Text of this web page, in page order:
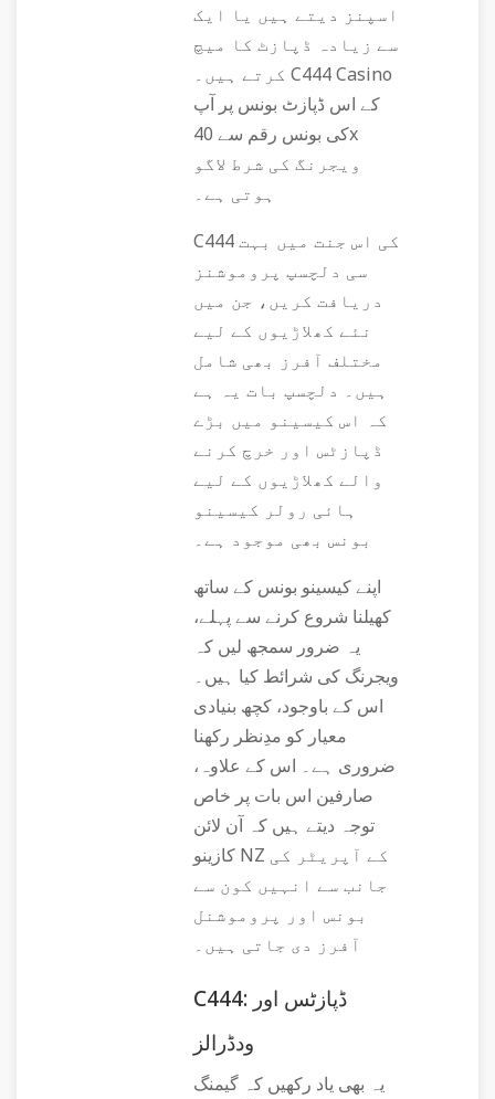
اسپنز دیتے ہیں یا ایک
سے زیادہ ڈپازٹ کا میچ
کرتے ہیں۔ C444 Casino
کے اس ڈپازٹ بونس پر آپ
کی بونس رقم سے 40x
ویجرنگ کی شرط لاگو
ہوتی ہے۔
C444 کی اس جنت میں بہت
سی دلچسپ پروموشنز
دریافت کریں، جن میں
نئے کھلاڑیوں کے لیے
مختلف آفرز بھی شامل
ہیں۔ دلچسپ بات یہ ہے
کہ اس کیسینو میں بڑے
ڈپازٹس اور خرچ کرنے
والے کھلاڑیوں کے لیے
ہائی رولر کیسینو
بونس بھی موجود ہے۔
اپنے کیسینو بونس کے ساتھ
کھیلنا شروع کرنے سے پہلے،
یہ ضرور سمجھ لیں کہ
ویجرنگ کی شرائط کیا ہیں۔
اس کے باوجود، کچھ بنیادی
معیار کو مدِنظر رکھنا
ضروری ہے۔ اس کے علاوہ،
صارفین اس بات پر خاص
توجہ دیتے ہیں کہ آن لائن
کازینو NZ کے آپریٹر کی
جانب سے انہیں کون سے
بونس اور پروموشنل
آفرز دی جاتی ہیں۔
C444: ڈپازٹس اور
ودڈرالز
یہ بھی یاد رکھیں کہ گیمنگ